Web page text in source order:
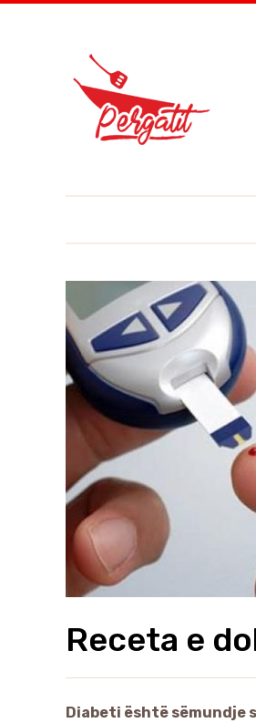
Receta e
Diabeti është sëmundje